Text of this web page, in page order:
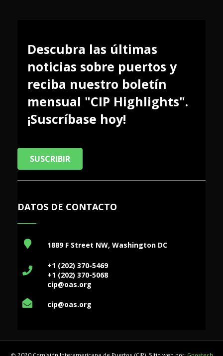
Descubra las últimas
noticias sobre puertos y
reciba nuestro boletín
mensual "CIP Highlights".
¡Suscríbase hoy!
SUSCRIBIR
DATOS DE CONTACTO
1889 F Street NW, Washington DC
+1 (202) 370-5469
+1 (202) 370-5068
cip@oas.org
cip@oas.org